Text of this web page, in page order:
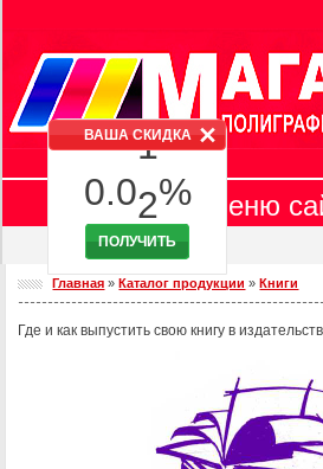
Меню
Главная
Оборудование
Требования к макетам
Главная »Каталог продукции »Книги
Где и как выпустить свою книгу в
ВАША СКИДКА
8
9
0.
8
9
0
0
1
2
3
4
%
ПОЛУЧИТЬ